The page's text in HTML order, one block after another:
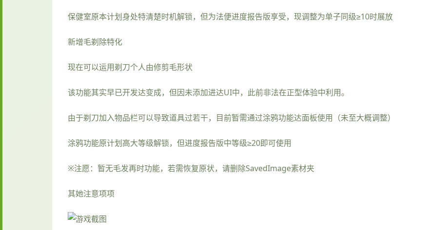
保健室原本计划身处特清楚时机解锁，但为法便进度报告版享受，现调整为单子同级≥10时展放
新增毛剃除特化
现在可以运用剃刀个人由修剪毛形状
该功能其实早已开发达变成，但因未添加进达UI中，此前非法在正型体验中利用。
由于剃刀加入物品栏可以导致道具过若干，目前暂需通过涂鸦功能达面板使用（未至大概调整）
涂鸦功能原计划高大等级解锁，但进度报告版中等级≥20即可使用
※注愿：暂无毛发再时功能，若需恢复原状，请删除SavedImage素材夹
其她注意项项